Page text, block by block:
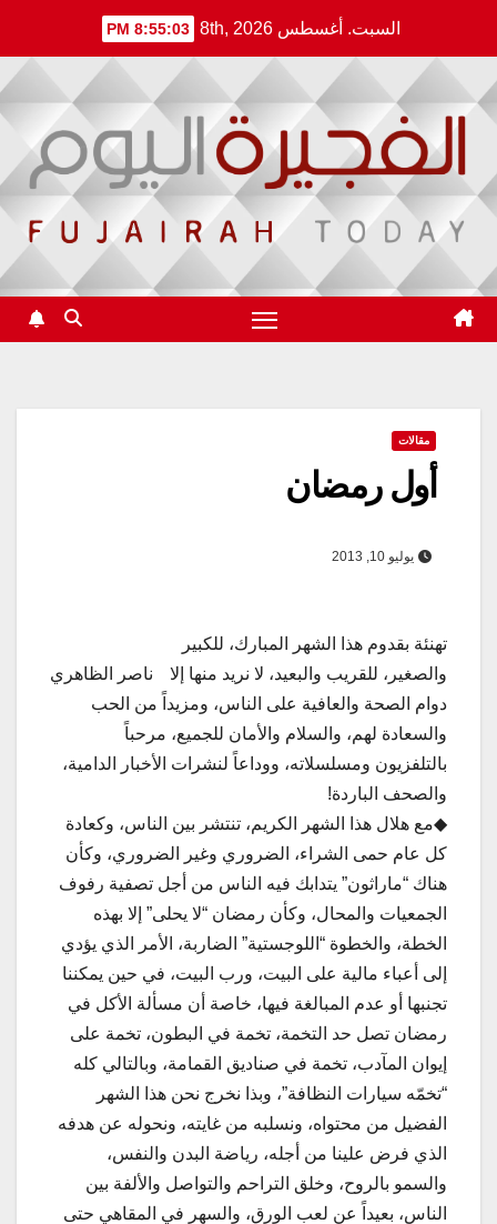
content
السبت. أغسطس 8th, 2026 8:55:04 PM
مقالات
أول رمضان
يوليو 10, 2013
ناصر الظاهري
تهنئة بقدوم هذا الشهر المبارك، للكبير
والصغير، للقريب والبعيد، لا نريد منها إلا
دوام الصحة والعافية على الناس، ومزيداً من الحب
والسعادة لهم، والسلام والأمان للجميع، مرحباً
بالتلفزيون ومسلسلاته، ووداعاً لنشرات الأخبار الدامية،
والصحف الباردة!
◆مع هلال هذا الشهر الكريم، تنتشر بين الناس، وكعادة
كل عام حمى الشراء، الضروري وغير الضروري، وكأن
هناك “ماراثون” يتدابك فيه الناس من أجل تصفية رفوف
الجمعيات والمحال، وكأن رمضان “لا يحلى” إلا بهذه
الخطة، والخطوة “اللوجستية” الضاربة، الأمر الذي يؤدي
إلى أعباء مالية على البيت، ورب البيت، في حين يمكننا
تجنبها أو عدم المبالغة فيها، خاصة أن مسألة الأكل في
رمضان تصل حد التخمة، تخمة في البطون، تخمة على
إيوان المآدب، تخمة في صناديق القمامة، وبالتالي كله
“تخمّه سيارات النظافة”، وبذا نخرج نحن هذا الشهر
الفضيل من محتواه، ونسلبه من غايته، ونحوله عن هدفه
الذي فرض علينا من أجله، رياضة البدن والنفس،
والسمو بالروح، وخلق التراحم والتواصل والألفة بين
الناس، بعيداً عن لعب الورق، والسهر في المقاهي حتى